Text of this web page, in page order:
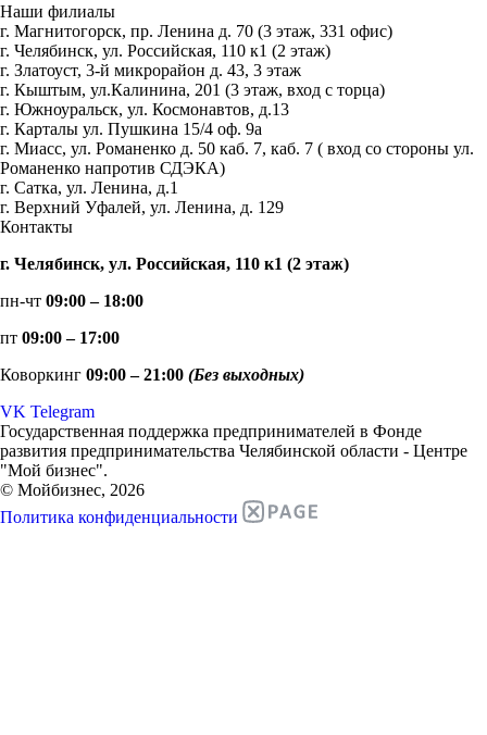
Наши филиалы
г. Магнитогорск, пр. Ленина д. 70 (3 этаж, 331 офис)
г. Челябинск, ул. Российская, 110 к1 (2 этаж)
г. Златоуст, 3-й микрорайон д. 43, 3 этаж
г. Кыштым, ул.Калинина, 201 (3 этаж, вход с торца)
г. Южноуральск, ул. Космонавтов, д.13
г. Карталы ул. Пушкина 15/4 оф. 9а
г. Миасс, ул. Романенко д. 50 каб. 7, каб. 7 ( вход со стороны ул.
Романенко напротив СДЭКА)
г. Сатка, ул. Ленина, д.1
г. Верхний Уфалей, ул. Ленина, д. 129
Контакты
г. Челябинск, ул. Российская, 110 к1 (2 этаж)
пн-чт 09:00 – 18:00
пт 09:00 – 17:00
Коворкинг 09:00 – 21:00 (Без выходных)
VK Telegram
Государственная поддержка предпринимателей в Фонде
развития предпринимательства Челябинской области - Центре
"Мой бизнес".
© Мойбизнес, 2026
Политика конфиденциальности